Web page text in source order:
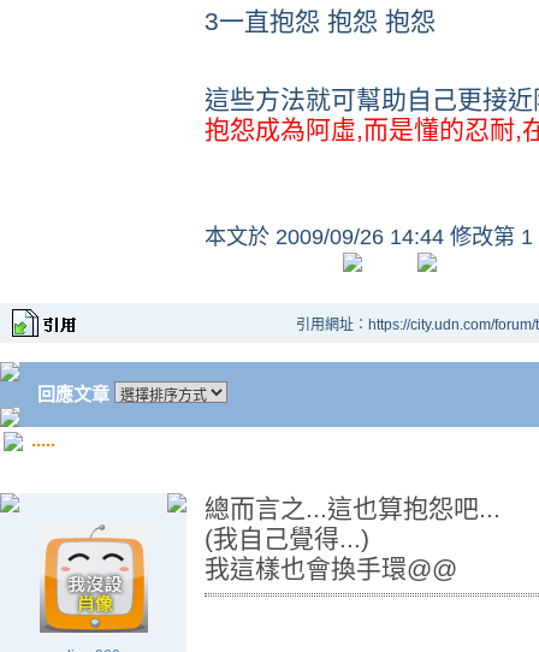
3一直抱怨 抱怨 抱怨
這些方法就可幫助自己更接
抱怨成為阿虛,而是懂的忍耐,
本文於 2009/09/26 14:44 修改第 1
引用網址：https://city.udn.com/
回應文章
.....
總而言之...這也算抱怨吧...
(我自己覺得...)
我這樣也會換手環@@